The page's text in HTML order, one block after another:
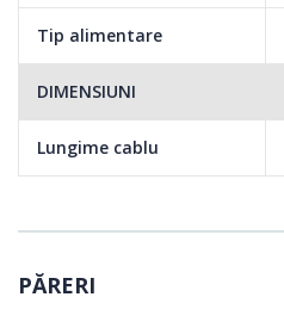
Tip alimentare
DIMENSIUNI
Lungime cablu
PĂRERI